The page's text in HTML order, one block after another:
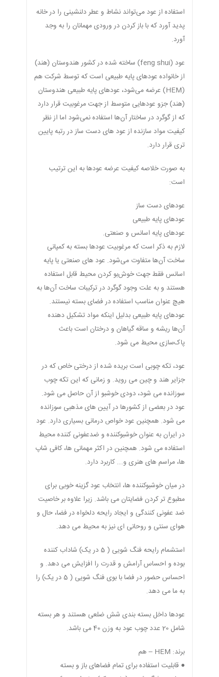
استفاده از عود می‌تواند نشاط و عطر دلنشینی را در خانه
پدید آورد که با باز کردن در ورودی مهمانان را به وجد
آورد.
عود (feng shui) ساخته شده در کشور هندوستان (هند)
از خانواده عودهای پایه طبیعی است که توسط شرکت هم
(HEM) عرضه می‌شود، عودهای پایه طبیعی هندوستان
(هند) جزو عودهایی متوسط از جهت مرغوبیت قرار دارد
که از گوگرد در ساختار آن‌ها استفاده نمی‌شود اما از نظر
کیفیت مواد سازنده از عود های دست ساز در رتبه پایین
تری قرار دارد.
به صورت خلاصه کیفیت عرضه عودها به این ترتیب
است:
عودهای دست ساز
عودهای پایه طبیعی
عودهای پایه اسانس و صنعتی.
لازم به ذکر است که مرغوبیت عودها بسته به کمپانی
ساخت آن‌ها متفاوت می‌شود. عود های صنعتی یا پایه
اسانس فقط جهت خوش‌بو کردن محیط قابل استفاده
هستند و به علت وجود گوگرد در ترکیبات ساخت آن‌ها به
هیچ عنوان مناسب استفاده در فضای بسته نیستند.
عودهای پایه طبیعی بدلیل اینکه مواد تشکیل دهنده
آن‌ها ریشه و ساقه گیاهان و درختان است باعث
پاک‌سازی محیط می شود.
عود، تکه چوبی است بریده شده از درختی خاص که در
جزایر هند و چین می روید. و زمانی که این تکه چوب
سوزانده می شود، دودی خوشبو از آن حاصل می شود.
عود در بعضی از کشورها در آیین های مذهبی سوزانده
می شود. همچنین عود خواص درمانی بسیاری دارد. عود
در ایران به عنوان خوشبوکننده و ضدعفونی کننده محیط
استفاده می شود. همچنین در اکثر مهمانی ها، کافی شاپ
ها، مراسم های هنری و…. کاربرد دارد.
در میان خوشبوکننده ها، انتخاب عود گزینه خوبی برای
مطبوع تر کردن فضایتان می باشد. زیرا علاوه بر خاصیت
ضد عفونی کنندگی و ایجاد رایحه دلخواه در فضا، حال و
هوای سنتی و روحانی ای نیز به محیط می دهد.
استشمام رایحه فنگ شویی ( 5 در یک) شاداب کننده
بوده و احساس آرامش و قدرت را افزایش می دهد. و
احساس حضور در فضا با بوی فنگ شویی ( 5 در یک) را
به ما می دهد.
عودها داخل بسته بندی شش ضلعی هستند و هر بسته
شامل 20 عدد چوب عود به وزن 40 می باشد.
برند: HEM – هم
● قابلیت استفاده برای تمام فضاهای باز و بسته